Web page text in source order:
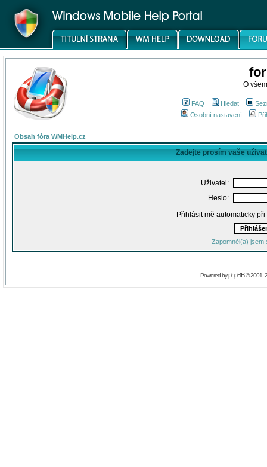
O
FAQ Hledat
Osobní nastavení
Obsah fóra WMHelp.cz
Zadejte prosím vaše
Uživatel:
Heslo:
Přihlásit mě automaticky
Zapomněl(a) jsem
Powered byphpBB© 2001,